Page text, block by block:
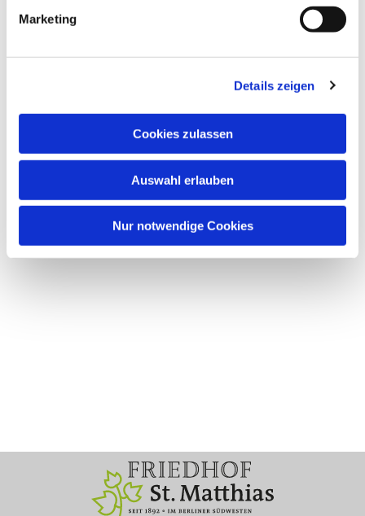
Marketing
Details zeigen
Cookies zulassen
Auswahl erlauben
Nur notwendige Cookies